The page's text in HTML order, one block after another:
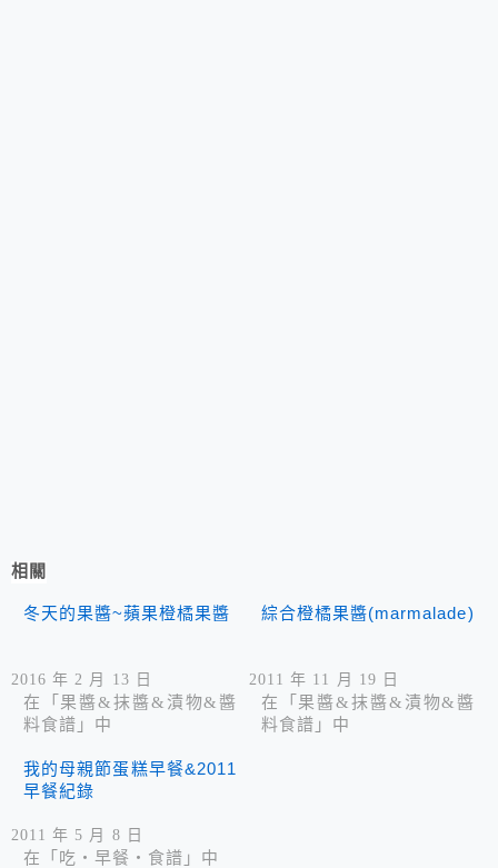
相關
冬天的果醬~蘋果橙橘果醬
2016 年 2 月 13 日
在「果醬&抹醬&漬物&醬
料食譜」中
綜合橙橘果醬(marmalade)
2011 年 11 月 19 日
在「果醬&抹醬&漬物&醬
料食譜」中
我的母親節蛋糕早餐&2011
早餐紀錄
2011 年 5 月 8 日
在「吃‧早餐‧食譜」中